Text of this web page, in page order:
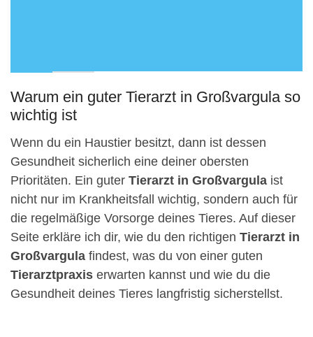
Warum ein guter Tierarzt in Großvargula so
wichtig ist
Wenn du ein Haustier besitzt, dann ist dessen
Gesundheit sicherlich eine deiner obersten
Prioritäten. Ein guter Tierarzt in Großvargula ist
nicht nur im Krankheitsfall wichtig, sondern auch für
die regelmäßige Vorsorge deines Tieres. Auf dieser
Seite erkläre ich dir, wie du den richtigen Tierarzt in
Großvargula findest, was du von einer guten
Tierarztpraxis erwarten kannst und wie du die
Gesundheit deines Tieres langfristig sicherstellst.